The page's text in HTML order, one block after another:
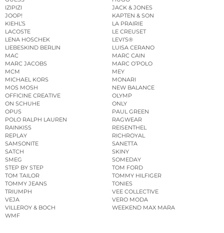
IZIPIZI
JACK & JONES
JOOP!
KAPTEN & SON
KIEHL’S
LA PRAIRIE
LACOSTE
LE CREUSET
LENA HOSCHEK
LEVI’S®
LIEBESKIND BERLIN
LUISA CERANO
MAC
MARC CAIN
MARC JACOBS
MARC O’POLO
MCM
MEY
MICHAEL KORS
MONARI
MOS MOSH
NEW BALANCE
OFFICINE CREATIVE
OLYMP
ON SCHUHE
ONLY
OPUS
PAUL GREEN
POLO RALPH LAUREN
RAGWEAR
RAINKISS
REISENTHEL
REPLAY
RICHROYAL
SAMSONITE
SANETTA
SATCH
SKINY
SMEG
SOMEDAY
STEP BY STEP
TOM FORD
TOM TAILOR
TOMMY HILFIGER
TOMMY JEANS
TONIES
TRIUMPH
VEE COLLECTIVE
VEJA
VERO MODA
VILLEROY & BOCH
WEEKEND MAX MARA
WMF